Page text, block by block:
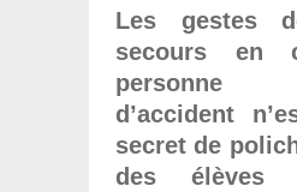
Les gestes
secours en
personne
d’accident
secret de
des élèves